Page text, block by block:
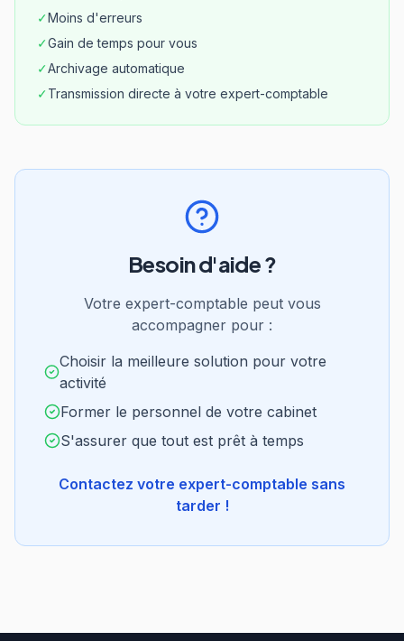
✓Moins d'erreurs
✓Gain de temps pour vous
✓Archivage automatique
✓Transmission directe à votre expert-comptable
Besoin d'aide ?
Votre expert-comptable peut vous
accompagner pour :
Choisir la meilleure solution pour votre
activité
Former le personnel de votre cabinet
S'assurer que tout est prêt à temps
Contactez votre expert-comptable sans
tarder !